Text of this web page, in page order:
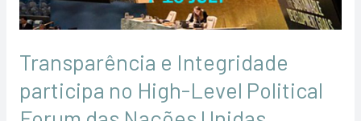
Transparência e Integridade
participa no High-Level Political
Political
das
Nações
Unidas